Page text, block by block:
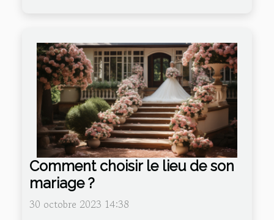
Comment choisir le lieu de son
mariage ?
30 octobre 2023 14:38